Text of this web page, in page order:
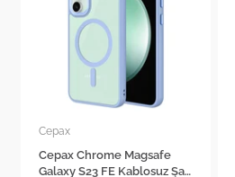
Cepax
Cepax Chrome Magsafe
Galaxy S23 FE Kablosuz Şarj